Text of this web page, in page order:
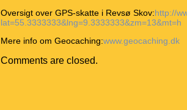
Oversigt over GPS-skatte i Revsø Skov:http://
lat=55.3333333&lng=9.3333333&zm=13&mt=h
Mere info om Geocaching:www.geocaching.dk
Comments are closed.